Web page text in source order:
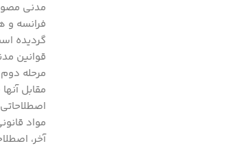
فرانسه و
گردیده
قوانین
مرحله
مقابل
مواد
آخر،